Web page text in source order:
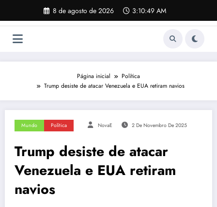
o
8 de agosto de 2026 3:10:50 AM
Página inicial
Política
Trump desiste de atacar Venezuela e EUA retiram navios
Mundo Política NovaE 2 De Novembro De 2025
Trump desiste de atacar
Venezuela e EUA retiram
navios